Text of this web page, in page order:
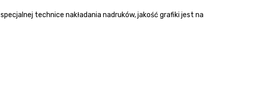
technice nakładania nadruków, jakość grafiki jest na